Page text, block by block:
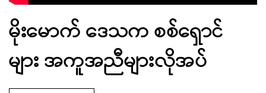
မိုးမောက် ဒေသက စစ်ရှောင်
များ အကူအညီများလိုအပ်